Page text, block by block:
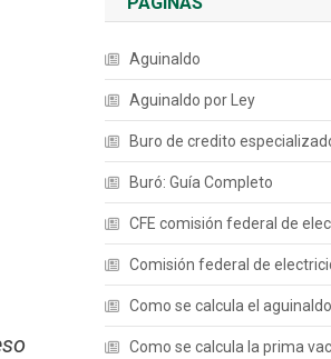
Aguinaldo
Aguinaldo por Ley
Buro de credito
Buró: Guía Completo
CFE comisión federal de
Comisión federal de
Como se calcula el aguinaldo
Como se calcula la prima